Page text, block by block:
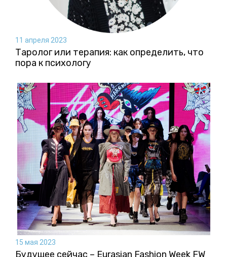
11 апреля 2023
Таролог или терапия: как определить, что
пора к психологу
15 мая 2023
Будущее сейчас – Eurasian Fashion Week FW